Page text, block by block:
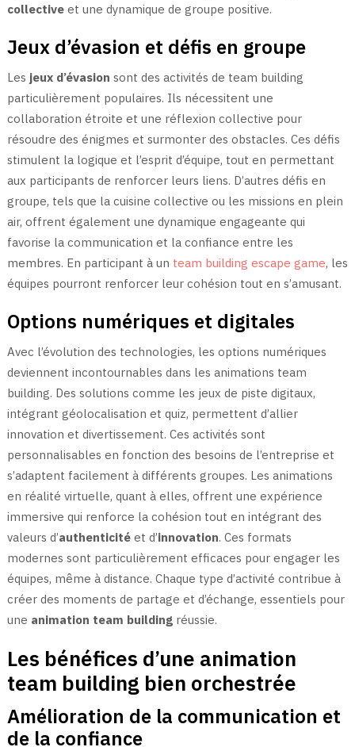
collectiveet une dynamique de groupe positive.
Jeux d’évasion et défis en groupe
Les jeux d’évasion sont des activités de team building
particulièrement populaires. Ils nécessitent une
collaboration étroite et une réflexion collective pour
résoudre des énigmes et surmonter des obstacles. Ces défis
stimulent la logique et l’esprit d’équipe, tout en permettant
aux participants de renforcer leurs liens. D’autres défis en
groupe, tels que la cuisine collective ou les missions en plein
air, offrent également une dynamique engageante qui
favorise la communication et la confiance entre les
membres. En participant à un team building escape game, les
équipes pourront renforcer leur cohésion tout en s’amusant.
Options numériques et digitales
Avec l’évolution des technologies, les options numériques
deviennent incontournables dans les animations team
building. Des solutions comme les jeux de piste digitaux,
intégrant géolocalisation et quiz, permettent d’allier
innovation et divertissement. Ces activités sont
personnalisables en fonction des besoins de l’entreprise et
s’adaptent facilement à différents groupes. Les animations
en réalité virtuelle, quant à elles, offrent une expérience
immersive qui renforce la cohésion tout en intégrant des
valeurs d’authenticitéet d’innovation. Ces formats
modernes sont particulièrement efficaces pour engager les
équipes, même à distance. Chaque type d’activité contribue à
créer des moments de partage et d’échange, essentiels pour
une animation team buildingréussie.
Les bénéfices d’une animation
team building bien orchestrée
Amélioration de la communication et
de la confiance